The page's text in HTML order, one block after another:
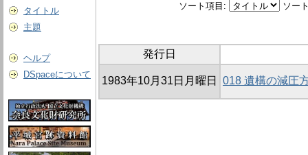
タイトル
主題
ヘルプ
DSpaceについて
ソート項目: ソー
発行日
1983年10月31日月曜日 018 遺構の減圧